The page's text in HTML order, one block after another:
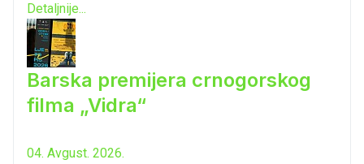
Detaljnije...
Barska premijera crnogorskog
filma „Vidra“
04. Avgust. 2026.